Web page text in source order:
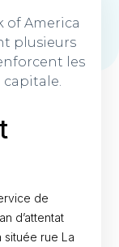
of America
plusieurs
les
capitale.
de
d’attentat
située rue La